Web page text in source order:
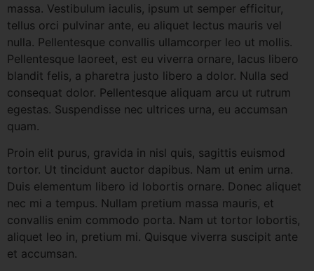
massa. Vestibulum iaculis, ipsum ut semper efficitur,
tellus orci pulvinar ante, eu aliquet lectus mauris vel
nulla. Pellentesque convallis ullamcorper leo ut mollis.
Pellentesque laoreet, est eu viverra ornare, lacus libero
blandit felis, a pharetra justo libero a dolor. Nulla sed
consequat dolor. Pellentesque aliquam arcu ut rutrum
egestas. Suspendisse nec ultrices urna, eu accumsan
quam.
Proin elit purus, gravida in nisl quis, sagittis euismod
tortor. Ut tincidunt auctor dapibus. Nam ut enim urna.
Duis elementum libero id lobortis ornare. Donec aliquet
nec mi a tempus. Nullam pretium massa mauris, et
convallis enim commodo porta. Nam ut tortor lobortis,
aliquet leo in, pretium mi. Quisque viverra suscipit ante
et accumsan.